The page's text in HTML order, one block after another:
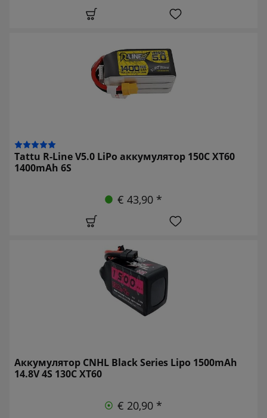
Tattu R-Line V5.0 LiPo аккумулятор 150C XT60
1400mAh 6S
€ 43,90 *
Аккумулятор CNHL Black Series Lipo 1500mAh
14.8V 4S 130C XT60
€ 20,90 *